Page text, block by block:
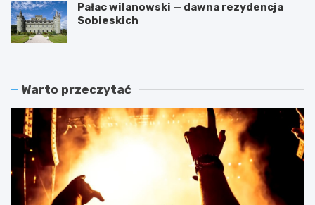
Pałac wilanowski — dawna rezydencja
Sobieskich
Warto przeczytać